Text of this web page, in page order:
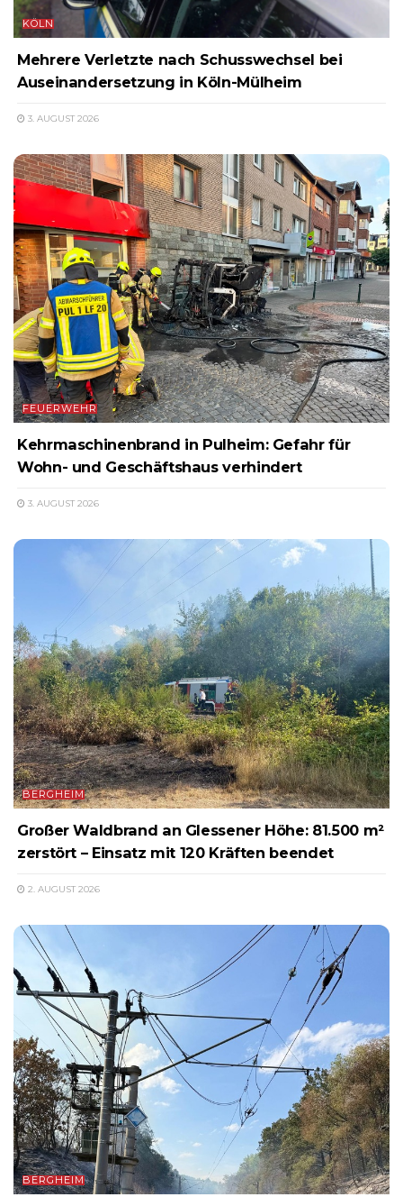
KÖLN
Mehrere Verletzte nach Schusswechsel bei
Auseinandersetzung in Köln-Mülheim
3. AUGUST 2026
FEUERWEHR
Kehrmaschinenbrand in Pulheim: Gefahr für
Wohn- und Geschäftshaus verhindert
3. AUGUST 2026
BERGHEIM
Großer Waldbrand an Glessener Höhe: 81.500 m²
zerstört – Einsatz mit 120 Kräften beendet
2. AUGUST 2026
BERGHEIM